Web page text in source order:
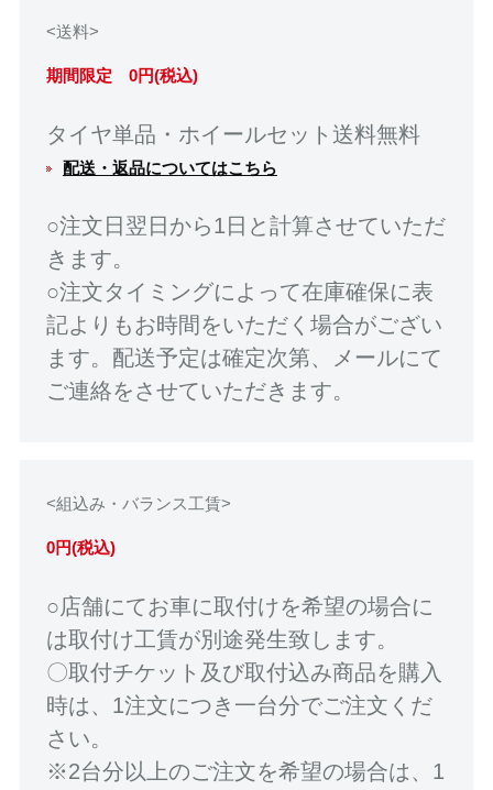
<送料>
期間限定 0円(税込)
タイヤ単品・ホイールセット送料無料
配送・返品についてはこちら
○注文日翌日から1日と計算させていただ
きます。
○注文タイミングによって在庫確保に表
記よりもお時間をいただく場合がござい
ます。配送予定は確定次第、メールにて
ご連絡をさせていただきます。
<組込み・バランス工賃>
0円(税込)
○店舗にてお車に取付けを希望の場合に
は取付け工賃が別途発生致します。
〇取付チケット及び取付込み商品を購入
時は、1注文につき一台分でご注文くだ
さい。
※2台分以上のご注文を希望の場合は、1